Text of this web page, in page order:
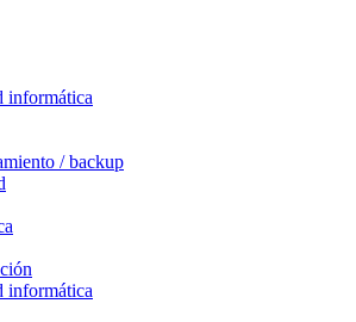
informática
/ backup
informática